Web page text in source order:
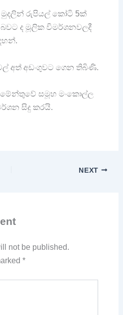
මුදලින් රුපියල් කෝටි 5ක්
ද මූලික විමර්ශනවලදී
අත් අඩංගුවට ගෙන තිබිණි.
සමූහ මංකොල්ල
සිදු කරයි.
NEXT
not be published.
*